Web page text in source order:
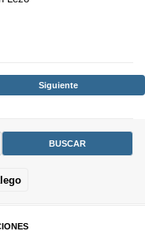
Siguiente